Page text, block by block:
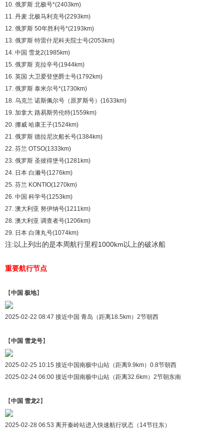
10. 俄罗斯 北极号*(2403km)
11. 丹麦 北极马利克号(2293km)
12. 俄罗斯 50年胜利号*(2193km)
13. 俄罗斯 特雷什尼科夫院士号(2053km)
14. 中国 雪龙2(1985km)
15. 俄罗斯 克拉辛号(1944km)
16. 英国 大卫爱登堡爵士号(1792km)
17. 俄罗斯 泰米尔号*(1730km)
18. 乌克兰 诺斯佩尔号（原罗斯号）(1633km)
19. 加拿大 路易斯劳伦特(1559km)
20. 挪威 哈康王子(1524km)
21. 俄罗斯 德拉尼次船长号(1384km)
22. 芬兰 OTSO(1333km)
23. 俄罗斯 圣彼得堡号(1281km)
24. 日本 白濑号(1276km)
25. 芬兰 KONTIO(1270km)
26. 中国 科学号(1253km)
27. 澳大利亚 努伊纳号(1211km)
28. 澳大利亚 调查者号(1206km)
29. 日本 白薄丸号(1074km)
注:以上列出的是本周航行里程1000km以上的破冰船
重要航行节点
【中国 极地】
2025-02-22 08:47 接近中国 青岛（距离18.5km）2节朝西
【中国 雪龙号】
2025-02-25 10:15 接近中国南极中山站（距离9.9km）0.8节朝西
2025-02-24 06:00 接近中国南极中山站（距离32.6km）2节朝东南
【中国 雪龙2】
2025-02-28 06:53 离开秦岭站进入快速航行状态（14节往东）